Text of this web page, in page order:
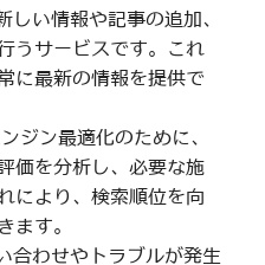
しい情報や記事の追加、
うサービスです。これ
に最新の情報を提供で
ジン最適化のために、
価を分析し、必要な施
により、検索順位を向
ます。
合わせやトラブルが発生